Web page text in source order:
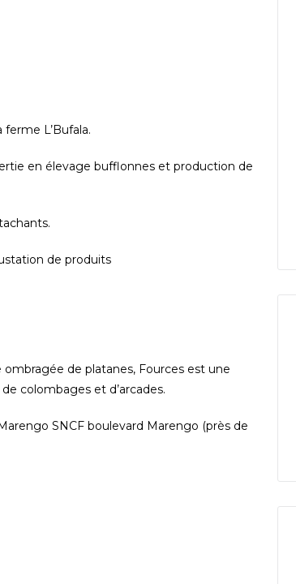
L’Bufala.
en élevage bufflonnes et production de
de produits
ombragée de platanes, Fources est une
colombages et d’arcades.
SNCF boulevard Marengo (près de